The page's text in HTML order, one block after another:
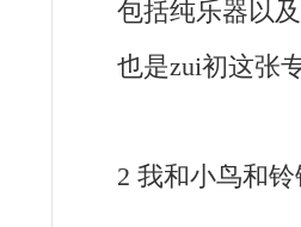
包括纯乐器以及
也是zui初这张专
2 我和小鸟和铃